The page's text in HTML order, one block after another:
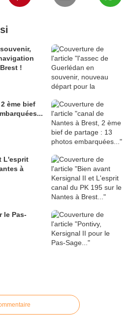
!
ème bief
L'esprit
à
le Pas-